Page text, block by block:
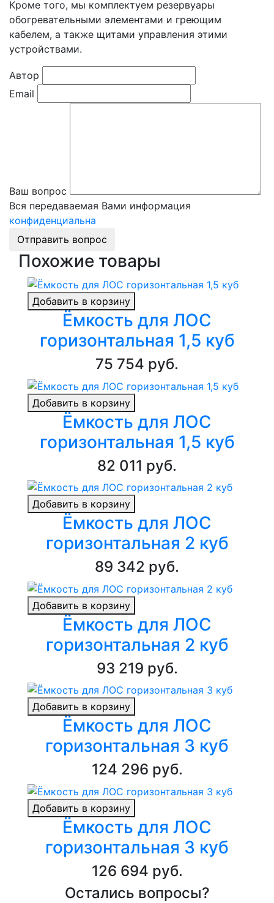
Кроме того, мы комплектуем резервуары
обогревательными элементами и греющим
кабелем, а также щитами управления этими
устройствами.
Автор
Email
Ваш вопрос
Вся передаваемая Вами информация
конфиденциальна
Отправить вопрос
Похожие товары
Добавить в корзину
Ёмкость для ЛОС
горизонтальная 1,5 куб
75 754 руб.
Добавить в корзину
Ёмкость для ЛОС
горизонтальная 1,5 куб
82 011 руб.
Добавить в корзину
Ёмкость для ЛОС
горизонтальная 2 куб
89 342 руб.
Добавить в корзину
Ёмкость для ЛОС
горизонтальная 2 куб
93 219 руб.
Добавить в корзину
Ёмкость для ЛОС
горизонтальная 3 куб
124 296 руб.
Добавить в корзину
Ёмкость для ЛОС
горизонтальная 3 куб
126 694 руб.
Остались вопросы?